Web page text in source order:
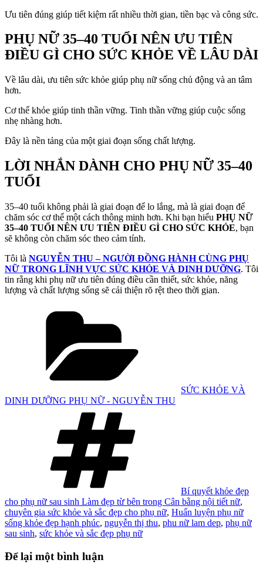
Ưu tiên đúng giúp tiết kiệm rất nhiều thời gian, tiền bạc và công sức.
PHỤ NỮ 35–40 TUỔI NÊN ƯU TIÊN
ĐIỀU GÌ CHO SỨC KHỎE VỀ LÂU DÀI
Về lâu dài, ưu tiên sức khỏe giúp phụ nữ sống chủ động và an tâm
hơn.
Cơ thể khỏe giúp tinh thần vững. Tinh thần vững giúp cuộc sống
nhẹ nhàng hơn.
Đây là nền tảng của một giai đoạn sống chất lượng.
LỜI NHẮN DÀNH CHO PHỤ NỮ 35–40
TUỔI
35–40 tuổi không phải là giai đoạn để lo lắng, mà là giai đoạn để
chăm sóc cơ thể một cách thông minh hơn. Khi bạn hiểu PHỤ NỮ
35–40 TUỔI NÊN ƯU TIÊN ĐIỀU GÌ CHO SỨC KHỎE, bạn
sẽ không còn chăm sóc theo cảm tính.
Tôi là NGUYỄN THU – NGƯỜI ĐỒNG HÀNH CÙNG PHỤ
NỮ TRONG LĨNH VỰC SỨC KHỎE VÀ DINH DƯỠNG. Tôi
tin rằng khi phụ nữ ưu tiên đúng điều cần thiết, sức khỏe, năng
lượng và chất lượng sống sẽ cải thiện rõ rệt theo thời gian.
SỨC KHỎE VÀ
DINH DƯỠNG PHỤ NỮ - NGUYỄN THU
Bí quyết khỏe đẹp
cho phụ nữ sau sinh Làm đẹp từ bên trong Cân bằng nội tiết nữ,
chuyên gia sức khỏe và sắc đẹp cho phụ nữ, Huấn luyện phụ nữ
sống khỏe đẹp hạnh phúc, nguyễn thị thu, phu nữ lam dep, phụ nữ
sau sinh, sức khỏe và sắc đẹp phụ nữ
Để lại một bình luận